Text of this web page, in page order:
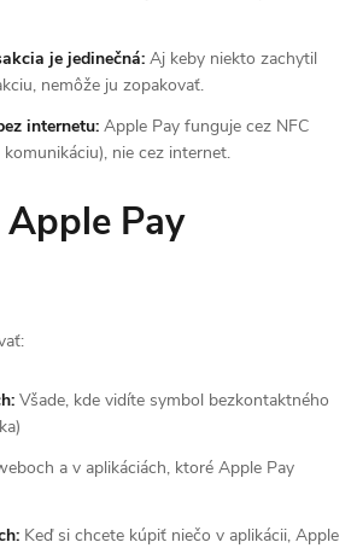
je jedinečná: Aj keby niekto zachytil
nemôže ju zopakovať.
internetu: Apple Pay funguje cez NFC
nie cez internet.
Apple Pay
Všade, kde vidíte symbol bezkontaktného
a v aplikáciách, ktoré Apple Pay
Keď si chcete kúpiť niečo v aplikácii, Apple